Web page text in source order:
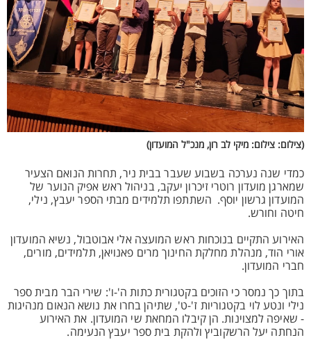
(צילום: צילום: מיקי לב רון, מנכ"ל המועדון)
כמדי שנה נערכה בשבוע שעבר בבית ניר, תחרות הנואם הצעיר
שמארגן מועדון רוטרי זיכרון יעקב, בניהול ראש אפיק הנוער של
המועדון גרשון יוסף. השתתפו תלמידים מבתי הספר יעבץ, נילי,
חיטה וחורש.
האירוע התקיים בנוכחות ראש המועצה אלי אבוטבול, נשיא המועדון
אורי הוד, מנהלת מחלקת החינוך מרים פאנויאן, תלמידים, מורים,
חברי המועדון.
בתוך כך נמסר כי הזוכים בקטגורית כתות ה'-ו': שירי הבר מבית ספר
נילי ונטע לוי בקטגוריות ז'-ט', שתיהן בחרו את נושא הנאום מנהיגות
- שאיפה למצוינות. הן קיבלו המחאת שי המועדון. את האירוע
הנחתה יעל הרשקוביץ ולהקת בית ספר יעבץ הנעימה.